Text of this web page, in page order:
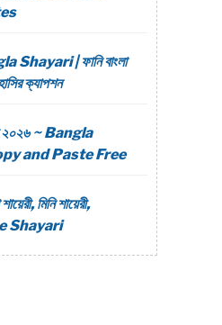
Shayari | ফানি বাংলা
ক্যাপশন
২০২৬ ~ Bangla
and Paste Free
মিনি শায়েরী,
Shayari